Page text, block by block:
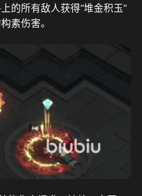
的所有敌人获得“堆金积玉”
素伤害。